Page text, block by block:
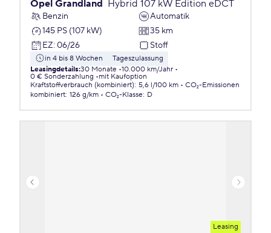
Opel Grandland Hybrid 107 kW Edition eDCT
Benzin
Automatik
145 PS (107 kW)
35 km
EZ: 06/26 Stoff
in 4 bis 8 Wochen
Tageszulassung
Leasingdetails:30 Monate 10.000 km/Jahr
0 € Sonderzahlung
mit Kaufoption
Kraftstoffverbrauch (kombiniert): 5,6 l/100 km
CO₂-Emissionen
kombiniert: 126 g/km CO₂-Klasse: D
Leasing